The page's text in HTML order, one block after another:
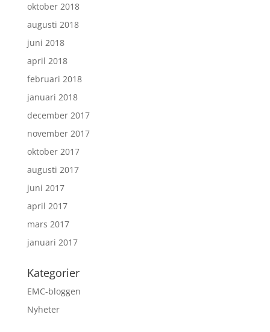
oktober 2018
augusti 2018
juni 2018
april 2018
februari 2018
januari 2018
december 2017
november 2017
oktober 2017
augusti 2017
juni 2017
april 2017
mars 2017
januari 2017
Kategorier
EMC-bloggen
Nyheter